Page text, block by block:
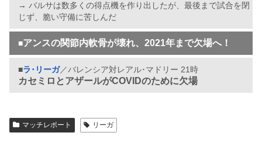
→ バルサは数多くの得点機を作り出したが、最後まで試合を閉
じず、脆い守備に苦しんだ
■アンスの関節内軟骨が壊れ、2021年まで欠場へ！
■ラ･リーガ／バレンシア対レアル･マドリー 21時
カセミロとアザールがCOVIDのために欠場
マッチレポート リーガ